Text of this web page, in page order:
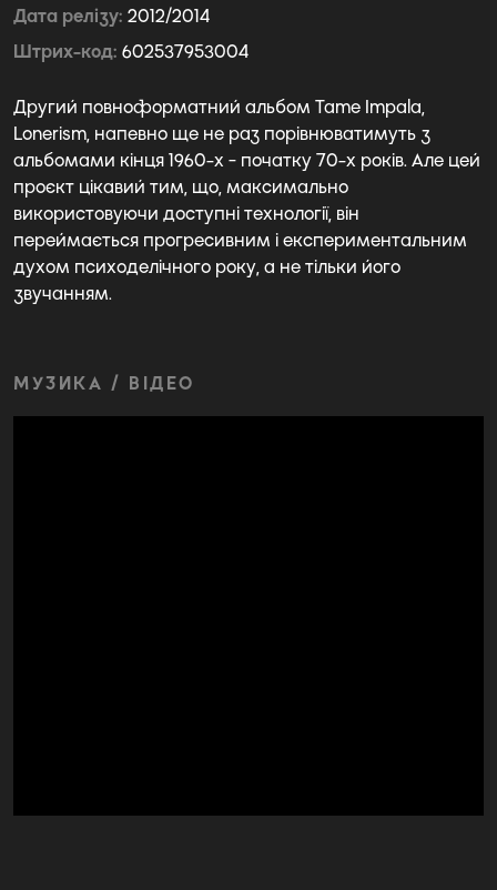
Дата релізу 2012/2014
Штрих-код 602537953004
Другий повноформатний альбом Tame Impala,
Lonerism, напевно ще не раз порівнюватимуть з
альбомами кінця 1960-х - початку 70-х років. Але цей
проєкт цікавий тим, що, максимально
використовуючи доступні технології, він
переймається прогресивним і експериментальним
духом психоделічного року, а не тільки його
звучанням.
МУЗИКА / ВІДЕО